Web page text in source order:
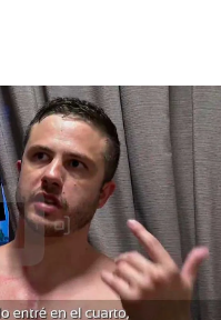
de haberle agredido: “Vino con